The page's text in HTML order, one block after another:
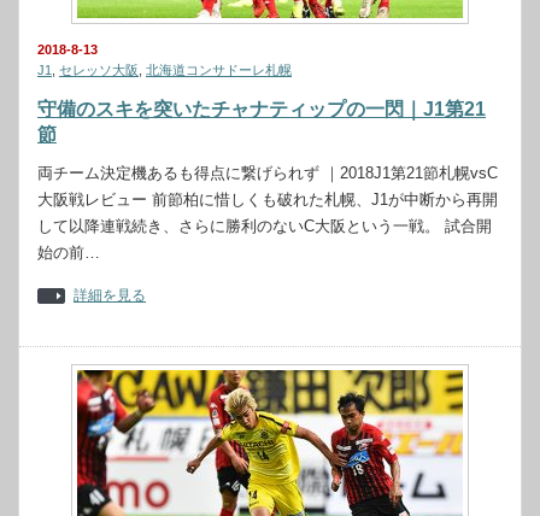
2018-8-13
J1
セレッソ大阪 北海道コンサドーレ札幌
守備のスキを突いたチャナティップの一閃｜J1第21
節
両チーム決定機あるも得点に繋げられず ｜2018J1第21節札幌vsC
大阪戦レビュー 前節柏に惜しくも破れた札幌、J1が中断から再開
して以降連戦続き、さらに勝利のないC大阪という一戦。 試合開
始の前…
詳細を見る